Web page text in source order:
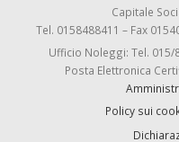
Capitale
Tel. 0158488411 – Fax
Ufficio Noleggi: Tel. 015/
Posta Elettronica
Policy sui